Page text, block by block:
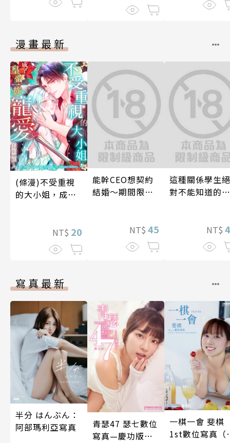
漫畫最新
(條漫)不受重視
的大小姐，成了
NT$ 20
能幹CEO想契約
結婚～期間限定
NT$ 45
這種關係學生絕
對不能知道的
兩人是甜蜜的現
在進行式～ 04
NT$
寫真最新
半分 はんぶん：
阿部瑪利亞寫真
青瑟47 瑟七數位
寫真—慶功版
一棋一會 斐棋
1st數位寫真（